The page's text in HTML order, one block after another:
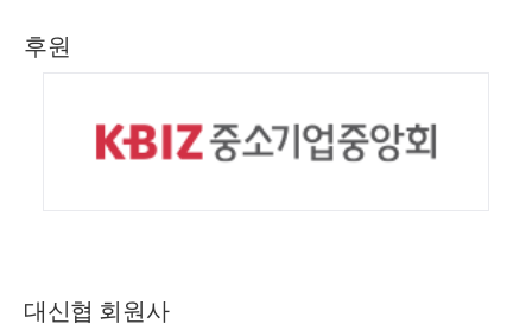
후원
대신협 회원사